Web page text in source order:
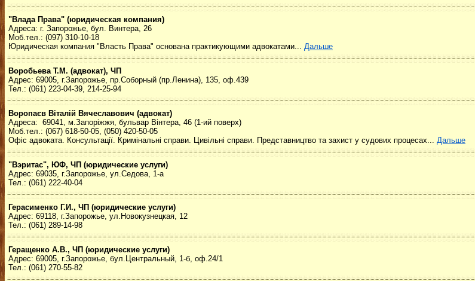
"Влада Права" (юридическая компания)
Адреса: г. Запорожье, бул. Винтера, 26
Моб.тел.: (097) 310-10-18
Юридическая компания "Власть Права" основана практикующими адвокатами... Дальше
Воробьева Т.М. (адвокат), ЧП
Адрес: 69005, г.Запорожье, пр.Соборный (пр.Ленина), 135, оф.439
Тел.: (061) 223-04-39, 214-25-94
Воропаєв Віталій Вячеславович (адвокат)
Адреса: 69041, м.Запоріжжя, бульвар Вінтера, 46 (1-ий поверх)
Моб.тел.: (067) 618-50-05, (050) 420-50-05
Офіс адвоката. Консультації. Кримінальні справи. Цивільні справи. Представництво та захист у судових процесах... Дальше
"Вэритас", ЮФ, ЧП (юридические услуги)
Адрес: 69035, г.Запорожье, ул.Седова, 1-а
Тел.: (061) 222-40-04
Герасименко Г.И., ЧП (юридические услуги)
Адрес: 69118, г.Запорожье, ул.Новокузнецкая, 12
Тел.: (061) 289-14-98
Геращенко А.В., ЧП (юридические услуги)
Адрес: 69005, г.Запорожье, бул.Центральный, 1-б, оф.24/1
Тел.: (061) 270-55-82